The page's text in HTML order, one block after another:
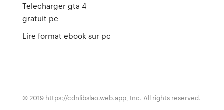
Telecharger gta 4
gratuit pc
Lire format ebook sur pc
© 2019 https://cdnlibslao.web.app, Inc. All rights reserved.